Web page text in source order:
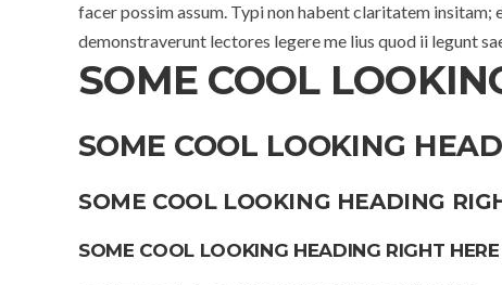
facer possim assum. Typi non habent claritatem
demonstraverunt lectores legere me lius quod ii legunt
SOME COOL
SOME COOL LOOKING
SOME COOL LOOKING HEADING
SOME COOL LOOKING HEADING RIGHT HERE